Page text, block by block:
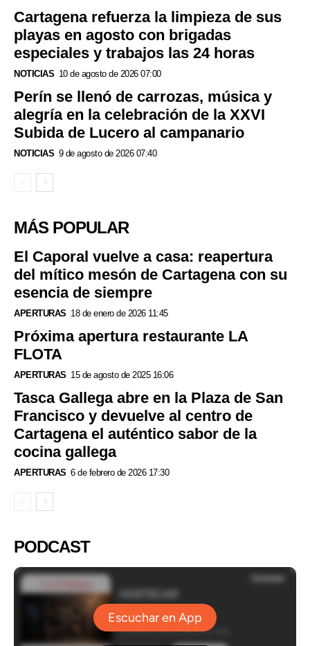
Cartagena refuerza la limpieza de sus
playas en agosto con brigadas
especiales y trabajos las 24 horas
NOTICIAS 10 de agosto de 2026 07:00
Perín se llenó de carrozas, música y
alegría en la celebración de la XXVI
Subida de Lucero al campanario
NOTICIAS 9 de agosto de 2026 07:40
MÁS POPULAR
El Caporal vuelve a casa: reapertura
del mítico mesón de Cartagena con su
esencia de siempre
APERTURAS 18 de enero de 2026 11:45
Próxima apertura restaurante LA
FLOTA
APERTURAS 15 de agosto de 2025 16:06
Tasca Gallega abre en la Plaza de San
Francisco y devuelve al centro de
Cartagena el auténtico sabor de la
cocina gallega
APERTURAS 6 de febrero de 2026 17:30
PODCAST